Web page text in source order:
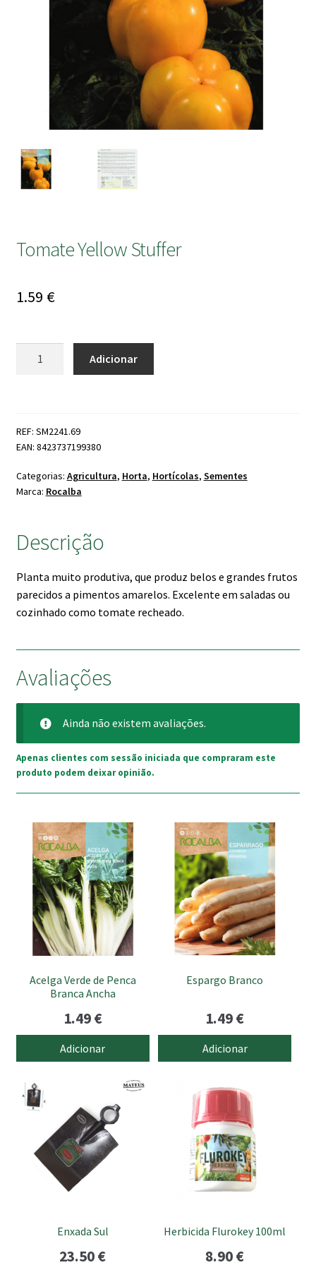
Tomate Yellow Stuffer
1.59 €
Adicionar
REF: SM2241.69
EAN: 8423737199380
Categorias: Agricultura, Horta, Hortícolas, Sementes
Marca: Rocalba
Descrição
Planta muito produtiva, que produz belos e grandes frutos
parecidos a pimentos amarelos. Excelente em saladas ou
cozinhado como tomate recheado.
Avaliações
Ainda não existem avaliações.
Apenas clientes com sessão iniciada que compraram este
produto podem deixar opinião.
Acelga Verde de Penca
Branca Ancha
1.49€
Adicionar
Espargo Branco
1.49€
Adicionar
Enxada Sul
23.50€
Herbicida Flurokey 100ml
8.90€